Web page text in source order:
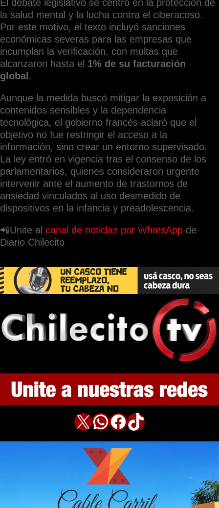
El debate legislativo se centró en la protección de
la salud mental y la lucha contra el ciberacoso.
Por este motivo, el texto incluyó sanciones
económicas severas para las empresas que
incumplan la verificación, con multas que
alcanzaron hasta el 1% de su facturación
global .
Aunque la medida buscó mitigar la exposición a
contenidos sensibles y la dependencia
tecnológica, el gobierno francés aclaró que el
objetivo no fue restringir el acceso a la
información, sino crear un entorno supervisado.
La ley entró en vigencia tras el consenso de los
parlamentarios, quienes consideraron urgente
intervenir ante el aumento de trastornos de
ansiedad vinculados al uso desmedido de
dispositivos en la infancia y preadolescencia.
📲Unite al canal de noticias por WhatsApp de
Diario Chilecito
X WhatsApp Facebook TikTok